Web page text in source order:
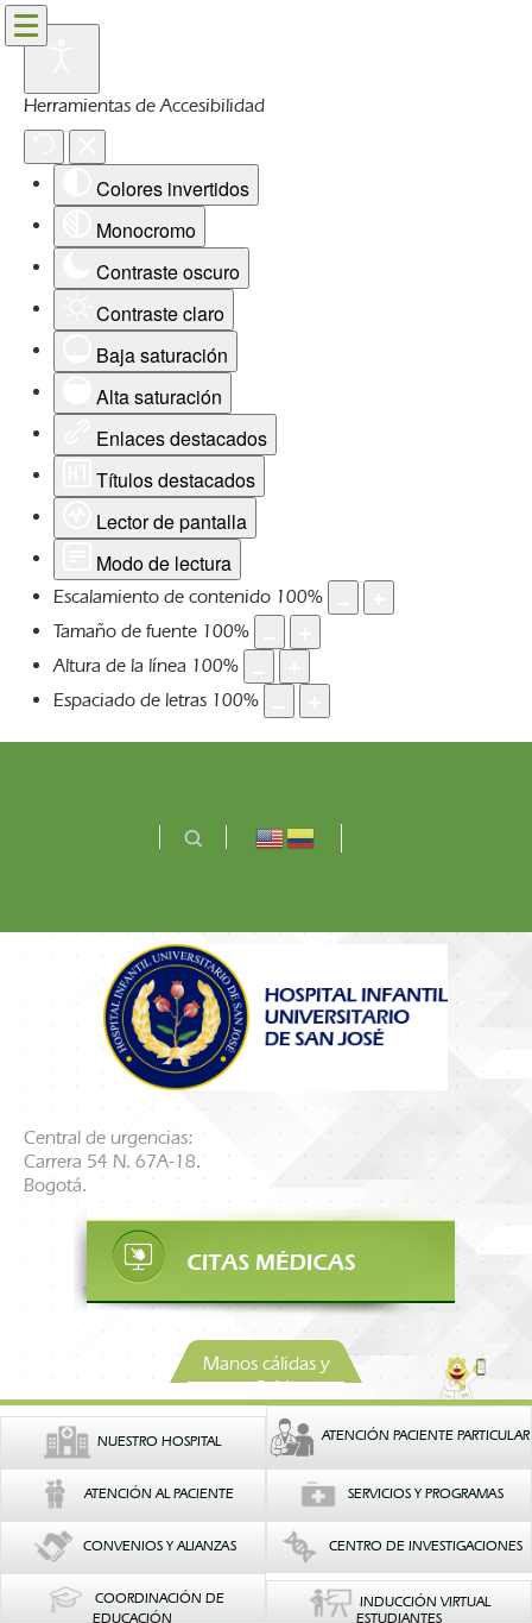
Herramientas de Accesibilidad
Colores invertidos
Monocromo
Contraste oscuro
Contraste claro
Baja saturación
Alta saturación
Enlaces destacados
Títulos destacados
Lector de pantalla
Modo de lectura
Escalamiento de contenido 100%
Tamaño de fuente 100%
Altura de la línea 100%
Espaciado de letras 100%
Central de urgencias:
Carrera 54 N. 67A-18.
Bogotá.
Manos cálidas y
confiables
NUESTRO HOSPITAL ATENCIÓN PACIENTE PARTICULAR
ATENCIÓN AL PACIENTE SERVICIOS Y PROGRAMAS
CONVENIOS Y ALIANZAS CENTRO DE INVESTIGACIONES
COORDINACIÓN DE
EDUCACIÓN
INDUCCIÓN VIRTUAL
ESTUDIANTES